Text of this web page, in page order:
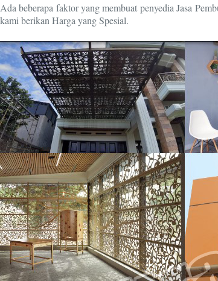
Ada beberapa faktor yang membuat penyedia Jasa
kami berikan Harga yang Spesial.